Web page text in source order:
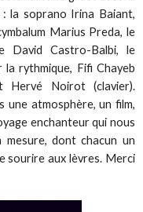
la soprano Irina Baiant,
Marius Preda, le
David Castro-Balbi, le
rythmique, Fifi Chayeb
Hervé Noirot (clavier).
une atmosphère, un film,
enchanteur qui nous
dont chacun un
sourire aux lèvres. Merci